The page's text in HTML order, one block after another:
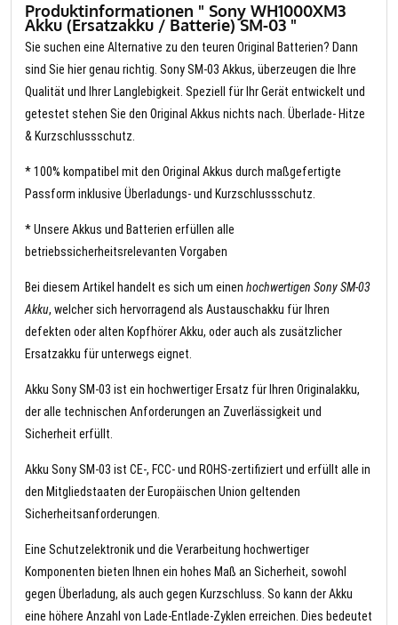
Produktinformationen " Sony WH1000XM3
Akku (Ersatzakku / Batterie) SM-03 "
Sie suchen eine Alternative zu den teuren Original Batterien? Dann
sind Sie hier genau richtig. Sony SM-03 Akkus, überzeugen die Ihre
Qualität und Ihrer Langlebigkeit. Speziell für Ihr Gerät entwickelt und
getestet stehen Sie den Original Akkus nichts nach. Überlade- Hitze
& Kurzschlussschutz.
* 100% kompatibel mit den Original Akkus durch maßgefertigte
Passform inklusive Überladungs- und Kurzschlussschutz.
* Unsere Akkus und Batterien erfüllen alle
betriebssicherheitsrelevanten Vorgaben
Bei diesem Artikel handelt es sich um einen hochwertigen Sony SM-03
Akku, welcher sich hervorragend als Austauschakku für Ihren
defekten oder alten Kopfhörer Akku, oder auch als zusätzlicher
Ersatzakku für unterwegs eignet.
Akku Sony SM-03 ist ein hochwertiger Ersatz für Ihren Originalakku,
der alle technischen Anforderungen an Zuverlässigkeit und
Sicherheit erfüllt.
Akku Sony SM-03 ist CE-, FCC- und ROHS-zertifiziert und erfüllt alle in
den Mitgliedstaaten der Europäischen Union geltenden
Sicherheitsanforderungen.
Eine Schutzelektronik und die Verarbeitung hochwertiger
Komponenten bieten Ihnen ein hohes Maß an Sicherheit, sowohl
gegen Überladung, als auch gegen Kurzschluss. So kann der Akku
eine höhere Anzahl von Lade-Entlade-Zyklen erreichen. Dies bedeutet